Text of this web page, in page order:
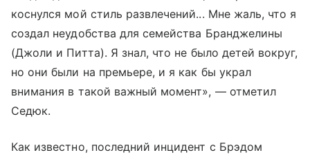
коснулся мой стиль развлечений... Мне жаль, что я
создал неудобства для семейства Бранджелины
(Джоли и Питта). Я знал, что не было детей вокруг,
но они были на премьере, и я как бы украл
внимания в такой важный момент», — отметил
Седюк.
Как известно, последний инцидент с Брэдом